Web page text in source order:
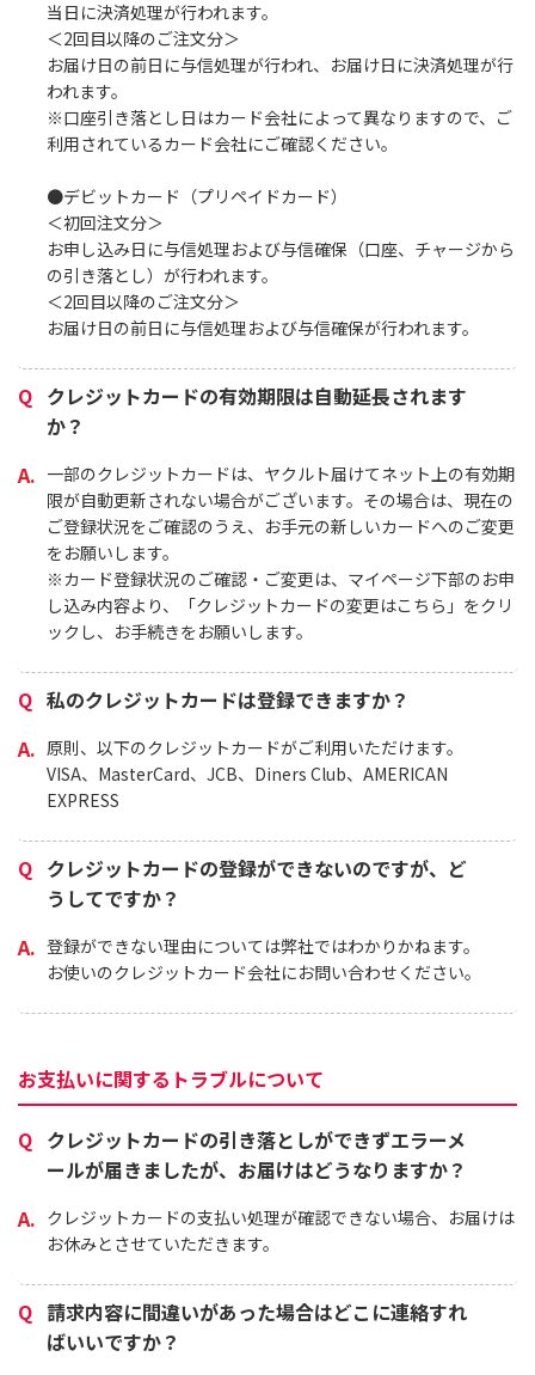
当日に決済処理が行われます。
＜2回目以降のご注文分＞
お届け日の前日に与信処理が行われ、お届け日に決済処理が行
われます。
※口座引き落とし日はカード会社によって異なりますので、ご
利用されているカード会社にご確認ください。
●デビットカード（プリペイドカード）
＜初回注文分＞
お申し込み日に与信処理および与信確保（口座、チャージから
の引き落とし）が行われます。
＜2回目以降のご注文分＞
お届け日の前日に与信処理および与信確保が行われます。
クレジットカードの有効期限は自動延長されます
か？
一部のクレジットカードは、ヤクルト届けてネット上の有効期
限が自動更新されない場合がございます。その場合は、現在の
ご登録状況をご確認のうえ、お手元の新しいカードへのご変更
をお願いします。
※カード登録状況のご確認・ご変更は、マイページ下部のお申
し込み内容より、「クレジットカードの変更はこちら」をクリ
ックし、お手続きをお願いします。
私のクレジットカードは登録できますか？
原則、以下のクレジットカードがご利用いただけます。
VISA、MasterCard、JCB、Diners Club、AMERICAN
EXPRESS
クレジットカードの登録ができないのですが、ど
うしてですか？
登録ができない理由については弊社ではわかりかねます。
お使いのクレジットカード会社にお問い合わせください。
お支払いに関するトラブルについて
クレジットカードの引き落としができずエラーメ
ールが届きましたが、お届けはどうなりますか？
クレジットカードの支払い処理が確認できない場合、お届けは
お休みとさせていただきます。
請求内容に間違いがあった場合はどこに連絡すれ
ばいいですか？